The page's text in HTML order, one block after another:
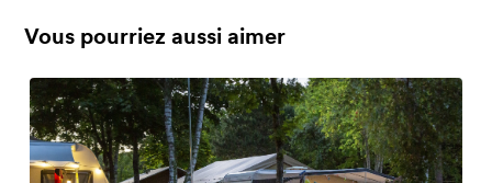
Vous pourriez aussi aimer